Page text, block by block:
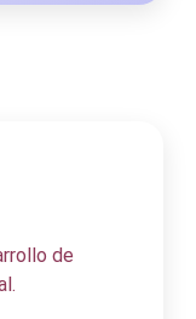
de